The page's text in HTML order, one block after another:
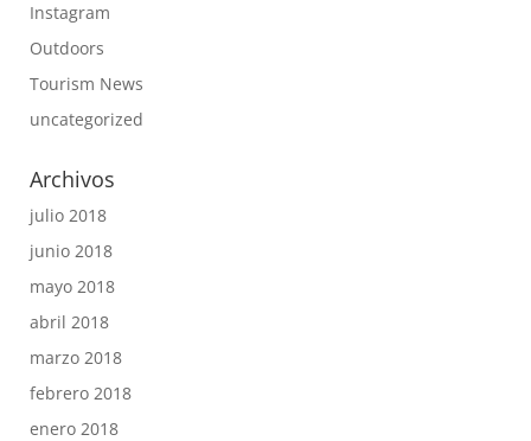
Instagram
Outdoors
Tourism News
uncategorized
Archivos
julio 2018
junio 2018
mayo 2018
abril 2018
marzo 2018
febrero 2018
enero 2018